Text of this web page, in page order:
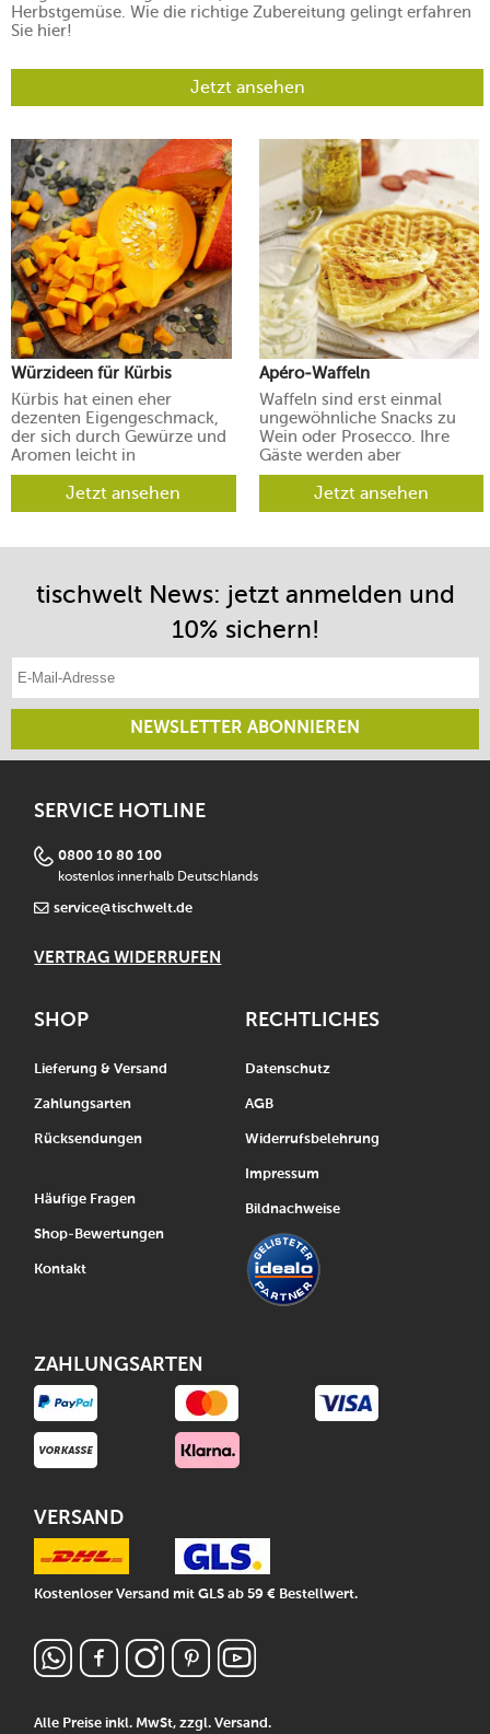
Herbstgemüse. Wie die richtige Zubereitung gelingt erfahren
Sie hier!
Jetzt ansehen
Würzideen für Kürbis
Kürbis hat einen eher
dezenten Eigengeschmack,
der sich durch Gewürze und
Aromen leicht in
verschiedene Richtungen
lenken lässt.Jetzt ansehen
Apéro-Waffeln
Waffeln sind erst einmal
ungewöhnliche Snacks zu
Wein oder Prosecco. Ihre
Gäste werden aber
begeistert sein.
Jetzt ansehen
tischwelt News: jetzt anmelden und
10% sichern!
E-Mail-Adresse eintragen
NEWSLETTER ABONNIEREN
SERVICE HOTLINE
0800 10 80 100
kostenlos innerhalb Deutschlands
service@tischwelt.de
VERTRAG WIDERRUFEN
SHOP
Lieferung & Versand
Zahlungsarten
Rücksendungen
Häufige Fragen
Shop-Bewertungen
Kontakt
Alle Preise inkl. MwSt, zzgl.Versand.
RECHTLICHES
Datenschutz
AGB
Widerrufsbelehrung
Impressum
Bildnachweise
ZAHLUNGSARTEN
VERSAND
Kostenloser Versand mit GLS ab 59 € Bestellwert.